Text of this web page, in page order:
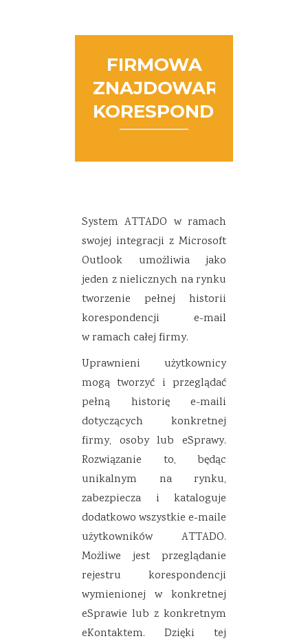
FIRMOWA
ZNAJDOWARKA
KORESPONDENCJI
System ATTADO w ramach
swojej integracji z Microsoft
Outlook umożliwia jako
jeden z nielicznych na rynku
tworzenie pełnej historii
korespondencji e-mail
w ramach całej firmy.
Uprawnieni użytkownicy
mogą tworzyć i przeglądać
pełną historię e-maili
dotyczących konkretnej
firmy, osoby lub eSprawy.
Rozwiązanie to, będąc
unikalnym na rynku,
zabezpiecza i kataloguje
dodatkowo wszystkie e-maile
użytkowników ATTADO.
Możliwe jest przeglądanie
rejestru korespondencji
wymienionej w konkretnej
eSprawie lub z konkretnym
eKontaktem. Dzięki tej